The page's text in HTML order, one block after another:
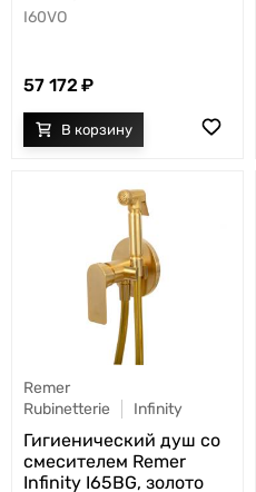
I60VO
57 172
Remer
Rubinetterie
Infinity
Гигиенический душ со
смесителем Remer
Infinity I65BG, золото